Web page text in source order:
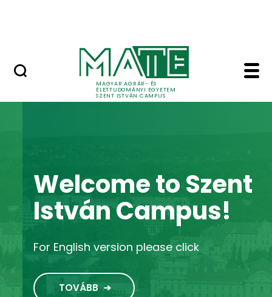
MAGYAR AGRÁR- ÉS
ÉLETTUDOMÁNYI EGYETEM
SZENT ISTVÁN CAMPUS
Home - Szent István
Welcome to Szent
István Campus!
For English version please click
TOVÁBB